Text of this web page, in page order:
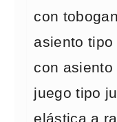
con
asiento
con
juego tipo
elástica a